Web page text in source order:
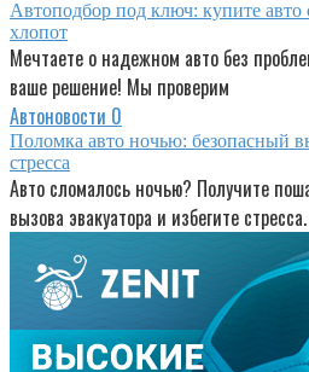
Автоподбор под ключ: купите авто
хлопот
Мечтаете о надежном авто без
ваше решение! Мы проверим
Автоновости 0
Поломка авто ночью: безопасный
стресса
Авто сломалось ночью? Получите
вызова эвакуатора и избегите